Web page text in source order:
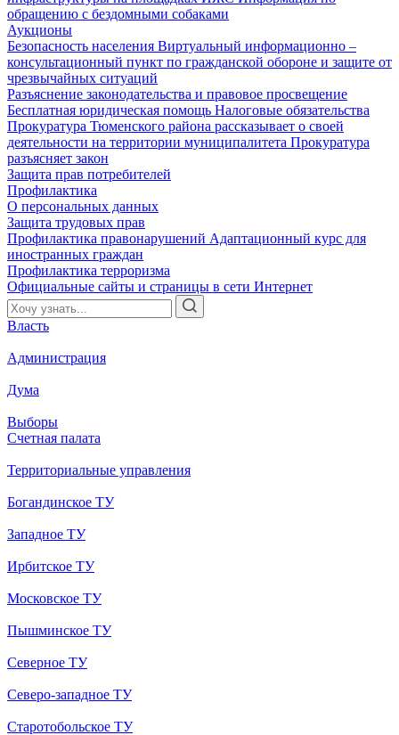
обращению с бездомными собаками
Аукционы
Безопасность населения Виртуальный информационно –
консультационный пункт по гражданской обороне и защите от
чрезвычайных ситуаций
Разъяснение законодательства и правовое просвещение
Бесплатная юридическая помощь Налоговые обязательства
Прокуратура Тюменского района рассказывает о своей
деятельности на территории муниципалитета Прокуратура
разъясняет закон
Защита прав потребителей
Профилактика
О персональных данных
Защита трудовых прав
Профилактика правонарушений Адаптационный курс для
иностранных граждан
Профилактика терроризма
Официальные сайты и страницы в сети Интернет
Власть
Администрация
Дума
Выборы
Счетная палата
Территориальные управления
Богандинское ТУ
Западное ТУ
Ирбитское ТУ
Московское ТУ
Пышминское ТУ
Северное ТУ
Северо-западное ТУ
Старотобольское ТУ